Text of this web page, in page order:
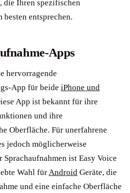
die Ihren spezifischen
entsprechen.
Apps
hervorragende
App für beide iPhone und
App ist bekannt für ihre
und ihre
Oberfläche. Für unerfahrene
jedoch möglicherweise
Sprachaufnahmen ist Easy Voice
Wahl fürAndroid Geräte, die
und eine einfache Oberfläche